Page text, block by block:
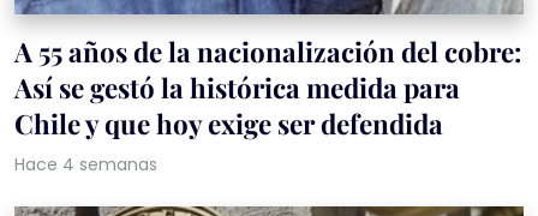
A 55 años de la nacionalización del cobre:
Así se gestó la histórica medida para
Chile y que hoy exige ser defendida
Hace 4 semanas